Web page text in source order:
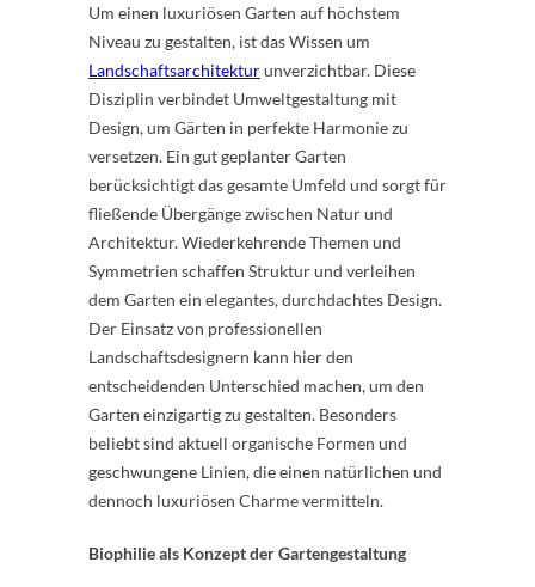
Um einen luxuriösen Garten auf höchstem
Niveau zu gestalten, ist das Wissen um
Landschaftsarchitekturunverzichtbar. Diese
Disziplin verbindet Umweltgestaltung mit
Design, um Gärten in perfekte Harmonie zu
versetzen. Ein gut geplanter Garten
berücksichtigt das gesamte Umfeld und sorgt für
fließende Übergänge zwischen Natur und
Architektur. Wiederkehrende Themen und
Symmetrien schaffen Struktur und verleihen
dem Garten ein elegantes, durchdachtes Design.
Der Einsatz von professionellen
Landschaftsdesignern kann hier den
entscheidenden Unterschied machen, um den
Garten einzigartig zu gestalten. Besonders
beliebt sind aktuell organische Formen und
geschwungene Linien, die einen natürlichen und
dennoch luxuriösen Charme vermitteln.
Biophilie als Konzept der Gartengestaltung